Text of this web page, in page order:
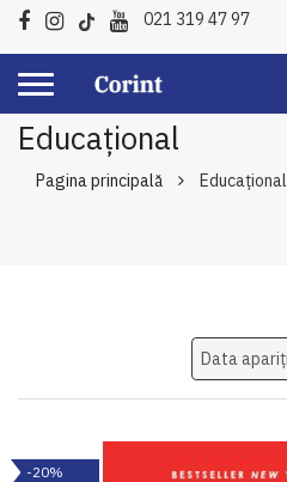
021 319 47 97
Educațional
Pagina principală Educațional
-20%